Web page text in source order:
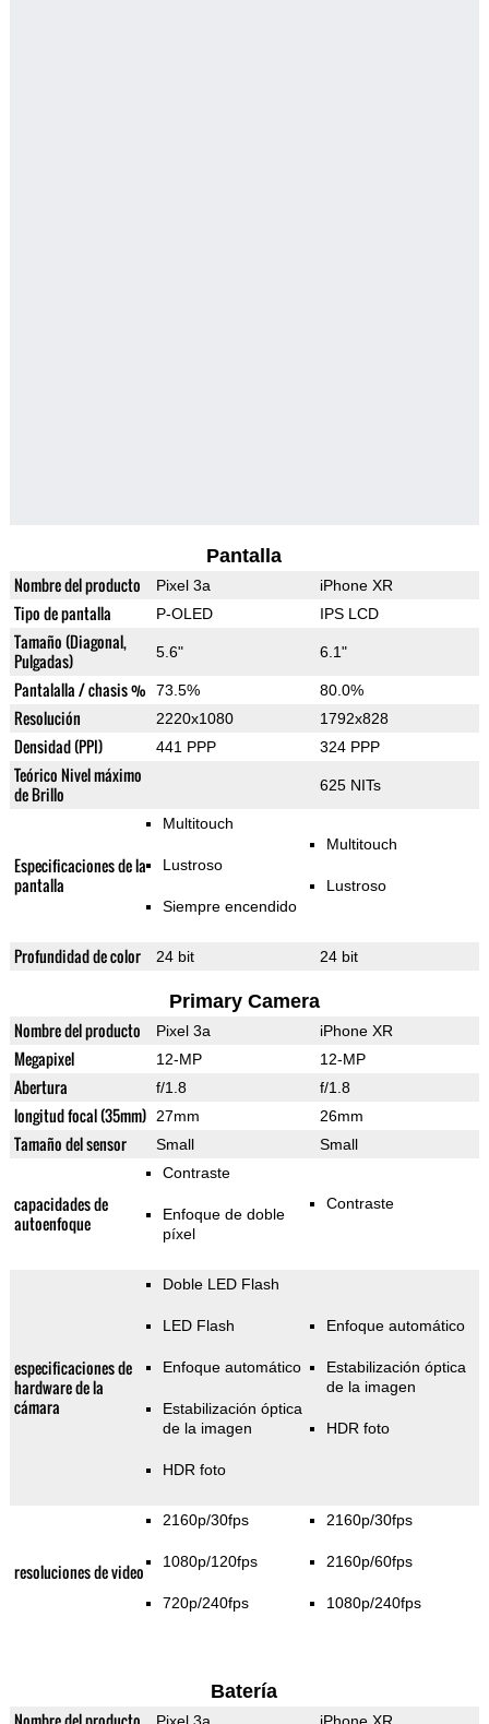
Pantalla
Nombre del producto Pixel 3a iPhone XR
Tipo de pantalla P-OLED IPS LCD
Tamaño (Diagonal,
Pulgadas)
5.6" 6.1"
Pantalalla / chasis % 73.5% 80.0%
Resolución 2220x1080 1792x828
Densidad (PPI) 441 PPP 324 PPP
Teórico Nivel máximo
de Brillo
625 NITs
Especificaciones de la
pantalla
Multitouch
Lustroso
Siempre encendido
Multitouch
Lustroso
Profundidad de color 24 bit 24 bit
Primary Camera
Nombre del producto Pixel 3a iPhone XR
Megapixel 12-MP 12-MP
Abertura f/1.8 f/1.8
longitud focal (35mm) 27mm 26mm
Tamaño del sensor Small Small
capacidades de
autoenfoque
Contraste
Enfoque de doble
píxel
Contraste
especificaciones de
hardware de la
cámara
Doble LED Flash
LED Flash
Enfoque automático
Estabilización óptica
de la imagen
HDR foto
Enfoque automático
Estabilización óptica
de la imagen
HDR foto
resoluciones de video
2160p/30fps
1080p/120fps
720p/240fps
2160p/30fps
2160p/60fps
1080p/240fps
Batería